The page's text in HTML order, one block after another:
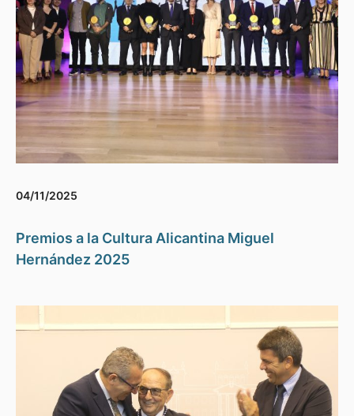
04/11/2025
Premios a la Cultura Alicantina Miguel
Hernández 2025